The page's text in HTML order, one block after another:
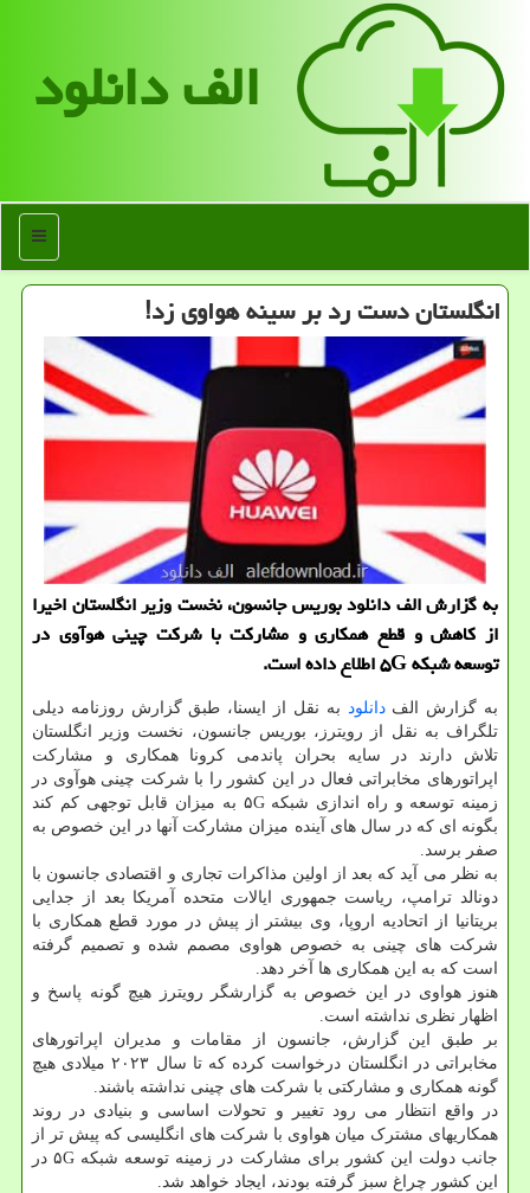
الف دانلود
منو
انگلستان دست رد بر سینه هواوی زد!
به گزارش الف دانلود بوریس جانسون، نخست وزیر انگلستان اخیرا
از كاهش و قطع همكاری و مشاركت با شركت چینی هوآوی در
توسعه شبكه ۵G اطلاع داده است.
به گزارش الفدانلود به نقل از ایسنا، طبق گزارش روزنامه دیلی
تلگراف به نقل از رویترز، بوریس جانسون، نخست وزیر انگلستان
تلاش دارند در سایه بحران پاندمی کرونا همکاری و مشارکت
اپراتورهای مخابراتی فعال در این کشور را با شرکت چینی هوآوی در
زمینه توسعه و راه اندازی شبکه ۵G به میزان قابل توجهی کم کند
بگونه ای که در سال های آینده میزان مشارکت آنها در این خصوص به
صفر برسد.
به نظر می آید که بعد از اولین مذاکرات تجاری و اقتصادی جانسون با
دونالد ترامپ، ریاست جمهوری ایالات متحده آمریکا بعد از جدایی
بریتانیا از اتحادیه اروپا، وی بیشتر از پیش در مورد قطع همکاری با
شرکت های چینی به خصوص هواوی مصمم شده و تصمیم گرفته
است که به این همکاری ها آخر دهد.
هنوز هواوی در این خصوص به گزارشگر رویترز هیچ گونه پاسخ و
اظهار نظری نداشته است.
بر طبق این گزارش، جانسون از مقامات و مدیران اپراتورهای
مخابراتی در انگلستان درخواست کرده که تا سال ۲۰۲۳ میلادی هیچ
گونه همکاری و مشارکتی با شرکت های چینی نداشته باشند.
در واقع انتظار می رود تغییر و تحولات اساسی و بنیادی در روند
همکاریهای مشترک میان هواوی با شرکت های انگلیسی که پیش تر از
جانب دولت این کشور برای مشارکت در زمینه توسعه شبکه ۵G در
این کشور چراغ سبز گرفته بودند، ایجاد خواهد شد.